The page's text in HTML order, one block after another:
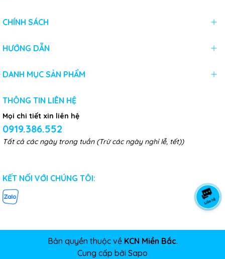
CHÍNH SÁCH
HƯỚNG DẪN
DANH MỤC SẢN PHẨM
THÔNG TIN LIÊN HỆ
Mọi chi tiết xin liên hệ
0919.386.552
Tất cả các ngày trong tuần (Trừ các ngày nghỉ lễ, tết))
KẾT NỐI VỚI CHÚNG TÔI:
Bản quyền thuộc về KCN Miền Bắc.
Cung cấp bởi Sapo